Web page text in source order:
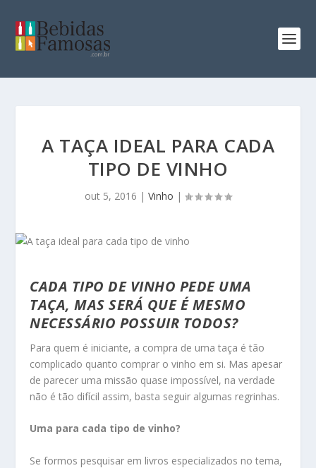
A TAÇA IDEAL PARA CADA
TIPO DE VINHO
out 5, 2016 | Vinho |
CADA TIPO DE VINHO PEDE UMA
TAÇA, MAS SERÁ QUE É MESMO
NECESSÁRIO POSSUIR TODOS?
Para quem é iniciante, a compra de uma taça é tão
complicado quanto comprar o vinho em si. Mas apesar
de parecer uma missão quase impossível, na verdade
não é tão difícil assim, basta seguir algumas regrinhas.
Uma para cada tipo de vinho?
Se formos pesquisar em livros especializados no tema,